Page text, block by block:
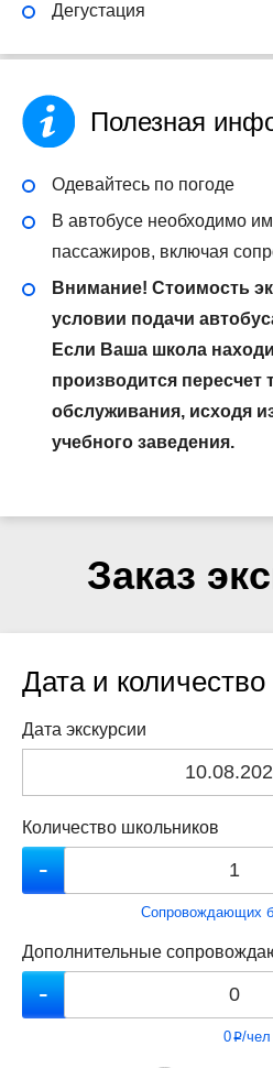
Дегустация
Полезная
Одевайтесь по погоде
В автобусе необходимо
пассажиров, включая
Внимание! Стоимость
условии подачи
Если Ваша школа
производится пересчет
обслуживания, исходя
учебного заведения.
Заказ
Дата и количество
Дата экскурсии
Количество школьников
Сопровождающих
Дополнительные
0p/чел